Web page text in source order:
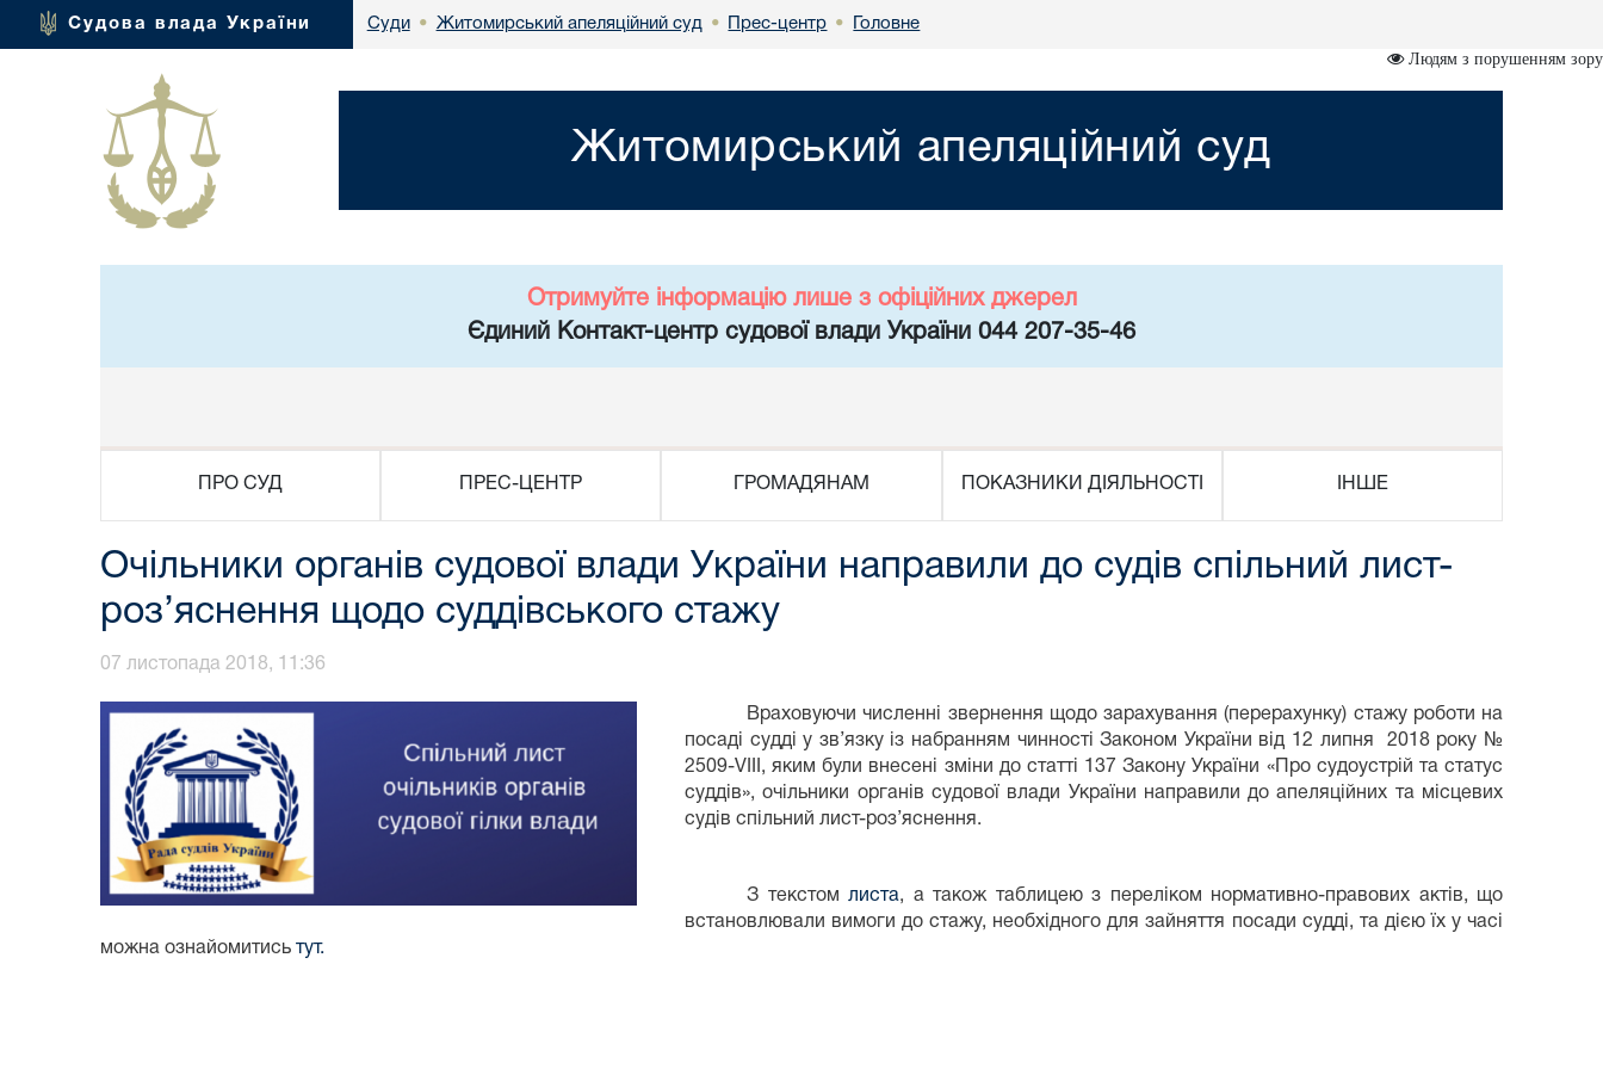
Судова влада України Суди • Житомирський апеляційний суд • Прес-центр • Головне
Людям з порушенням зору
Житомирський апеляційний суд
Отримуйте інформацію лише з офіційних джерел
Єдиний Контакт-центр судової влади України 044 207-35-46
ПРО СУД ПРЕС-ЦЕНТР ГРОМАДЯНАМ ПОКАЗНИКИ ДІЯЛЬНОСТІ ІНШЕ
Очільники органів судової влади України направили до судів спільний лист-
роз’яснення щодо суддівського стажу
07 листопада 2018, 11:36
Враховуючи численні звернення щодо зарахування (перерахунку) стажу роботи на
посаді судді у зв’язку із набранням чинності Законом України від 12 липня 2018 року №
2509-VIII, яким були внесені зміни до статті 137 Закону України «Про судоустрій та статус
суддів», очільники органів судової влади України направили до апеляційних та місцевих
судів спільний лист-роз’яснення.
З текстомлиста, а також таблицею з переліком нормативно-правових актів, що
встановлювали вимоги до стажу, необхідного для зайняття посади судді, та дією їх у часі
можна ознайомитись тут.